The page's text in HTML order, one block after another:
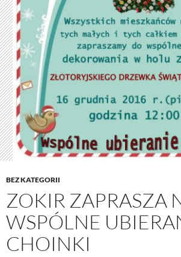
BEZ KATEGORII
ZOKIR ZAPRASZA
WSPÓLNE
CHOINKI